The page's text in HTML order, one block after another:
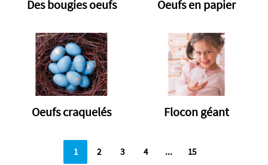
Des bougies oeufs Oeufs en papier
Oeufs craquelés Flocon géant
1 2 3 4 ... 15